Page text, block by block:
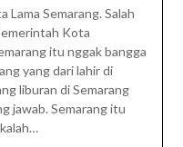
Lama Semarang. Salah
Kota
itu nggak bangga
yang dari lahir di
liburan di Semarang
jawab. Semarang itu